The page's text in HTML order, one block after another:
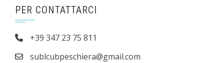
PER CONTATTARCI
+39 347 23 75 811
sublcubpeschiera@gmail.com